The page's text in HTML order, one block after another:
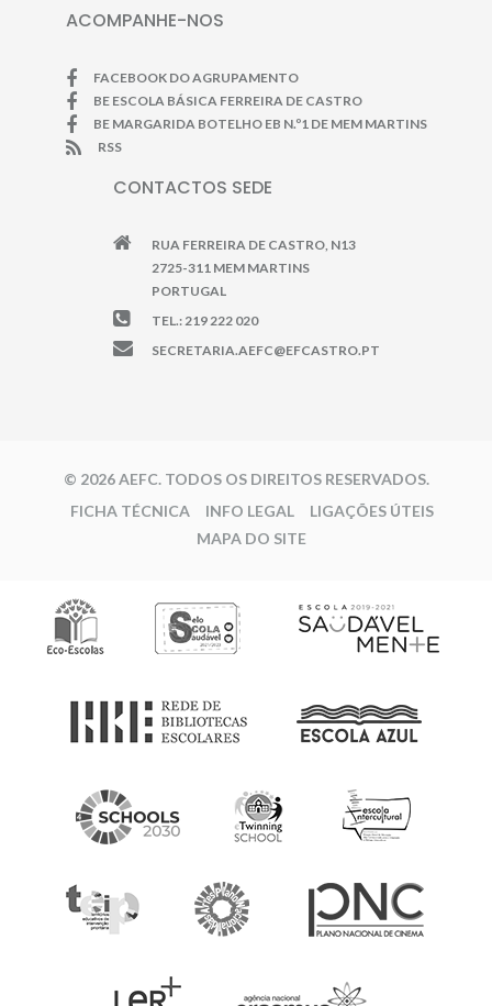
ACOMPANHE-NOS
FACEBOOK DO AGRUPAMENTO
BE ESCOLA BÁSICA FERREIRA DE CASTRO
BE MARGARIDA BOTELHO EB N.º1 DE MEM MARTINS
RSS
CONTACTOS SEDE
RUA FERREIRA DE CASTRO, N13
2725-311 MEM MARTINS
PORTUGAL
TEL.: 219 222 020
SECRETARIA.AEFC@EFCASTRO.PT
© 2026 AEFC. TODOS OS DIREITOS RESERVADOS.
FICHA TÉCNICA
INFO LEGAL
LIGAÇÕES ÚTEIS
MAPA DO SITE